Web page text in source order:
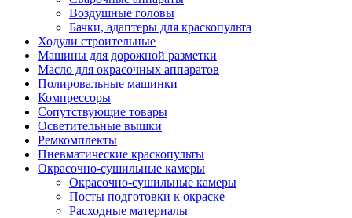
Воздушные головы
Бачки, адаптеры для краскопульта
Ходули строительные
Машины для дорожной разметки
Масло для окрасочных аппаратов
Полировальные машинки
Компрессоры
Сопутствующие товары
Осветительные вышки
Ремкомплекты
Пневматические краскопульты
Окрасочно-сушильные камеры
Окрасочно-сушильные камеры
Посты подготовки к окраске
Расходные материалы